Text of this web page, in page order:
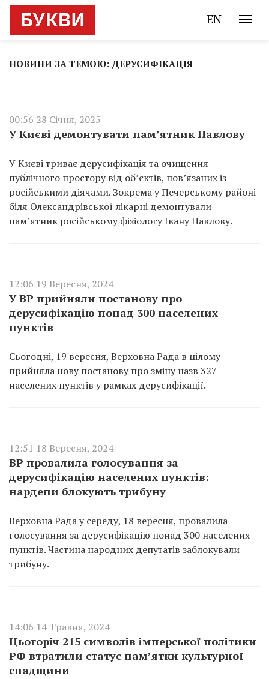
EN
НОВИНИ ЗА ТЕМОЮ: ДЕРУСИФІКАЦІЯ
00:56 28 Січня, 2025
У Києві демонтувати пам’ятник Павлову
У Києві триває дерусифікація та очищення
публічного простору від об’єктів, пов’язаних із
російськими діячами. Зокрема у Печерському районі
біля Олександрівської лікарні демонтували
пам’ятник російському фізіологу Івану Павлову.
12:06 19 Вересня, 2024
У ВР прийняли постанову про
дерусифікацію понад 300 населених
пунктів
Сьогодні, 19 вересня, Верховна Рада в цілому
прийняла нову постанову про зміну назв 327
населених пунктів у рамках дерусифікації.
12:51 18 Вересня, 2024
ВР провалила голосування за
дерусифікацію населених пунктів:
нардепи блокують трибуну
Верховна Рада у середу, 18 вересня, провалила
голосування за дерусифікацію понад 300 населених
пунктів. Частина народних депутатів заблокували
трибуну.
14:06 14 Травня, 2024
Цьогоріч 215 символів імперської політики
РФ втратили статус пам’ятки культурної
спадщини